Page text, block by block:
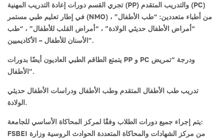
تجري القسم دورات إعادة التدريب المهنية (PP) والتدريب المتقدم (PC)
في إطار تعليم طبي مستمر (NMO) من أطباء متعددين: “طب الأطفال” ،
“أمراض الأطفال حديثي الولادة” ، “أمراض القلب للأطفال” ، “طب
الأسنان للأطفال – الأكاديميين”.
يتمتع الطاقم الطبي العاديون أيضًا بدورات PP و PC ودرجة “تمريض
الأطفال”.
تدريب طب الأطفال المتقدم وطب الأطفال ودراسات الأطفال حديثي
الولادة.
يتم إجراء جميع دورات الطلاب وفقًا لمركز المحاكاة الأساسي للجامعة:
FSBEI من مركز الشهادات والمحاكاة المتعددة الحوادث الروسية وزارة